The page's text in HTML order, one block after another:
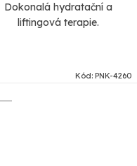
Dokonalá hydratační a
liftingová terapie.
Kód: PNK-4260